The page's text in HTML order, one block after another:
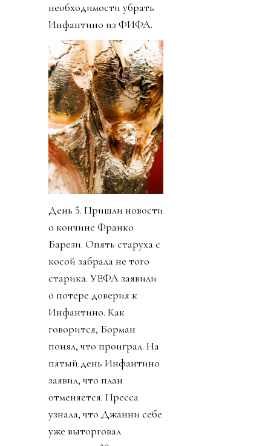
необходимости убрать
Инфантино из ФИФА.
День 5. Пришли новости
о кончине Франко
Барези. Опять старуха с
косой забрала не того
старика. УЕФА заявили
о потере доверия к
Инфантино. Как
говорится, Борман
понял, что проиграл. На
пятый день Инфантино
заявил, что план
отменяется. Пресса
узнала, что Джанни себе
уже выторговал